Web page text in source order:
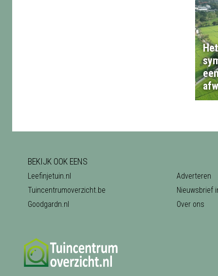
BEKIJK OOK EENS
Leefinjetuin.nl
Tuincentrumoverzicht.be
Goodgardn.nl
Adverteren
Nieuwsbrief
Over ons